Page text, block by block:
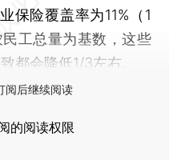
保险覆盖率为11%（1
工总量为基数，这些
都会降低1/3左右。
阅后继续阅读
的阅读权限